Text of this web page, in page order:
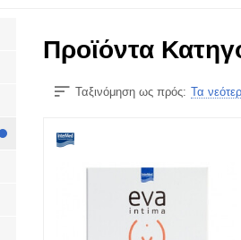
Προϊόντα
Ταξινόμηση ως πρός: Τα